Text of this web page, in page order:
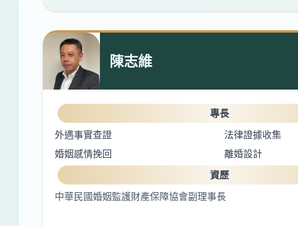
陳志維
專長
外遇事實查證
法律證據收集
婚姻感情挽回
離婚設計
資歷
中華民國婚姻監護財產保障協會副理事長